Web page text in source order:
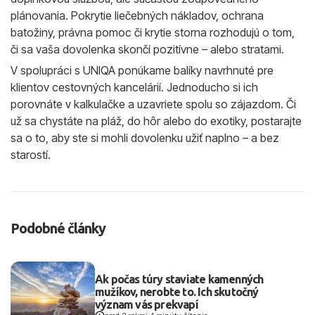
plánovania. Pokrytie liečebných nákladov, ochrana
batožiny, právna pomoc či krytie storna rozhodujú o tom,
či sa vaša dovolenka skončí pozitívne – alebo stratami.
V spolupráci s UNIQA ponúkame balíky navrhnuté pre
klientov cestovných kancelárií. Jednoducho si ich
porovnáte v kalkulačke a uzavriete spolu so zájazdom. Či
už sa chystáte na pláž, do hôr alebo do exotiky, postarajte
sa o to, aby ste si mohli dovolenku užiť naplno – a bez
starostí.
Podobné články
Ak počas túry staviate kamenných
mužíkov, nerobte to. Ich skutočný
význam vás prekvapí